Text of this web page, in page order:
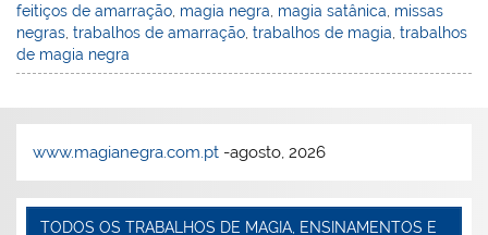
feitiços de amarração magia negra magia satânica missas
negras ,trabalhos de amarração ,trabalhos de magia ,trabalhos
de magia negra
www.magianegra.com.pt -agosto, 2026
TODOS OS TRABALHOS DE MAGIA, ENSINAMENTOS E